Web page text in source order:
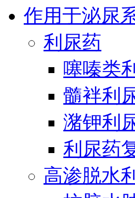
作用于泌尿
利尿药
噻嗪类
髓袢利
潴钾利
利尿药
高渗脱水